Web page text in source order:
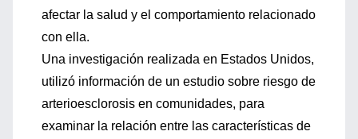
afectar la salud y el comportamiento relacionado
con ella.
Una investigación realizada en Estados Unidos,
utilizó información de un estudio sobre riesgo de
arterioesclorosis en comunidades, para
examinar la relación entre las características de